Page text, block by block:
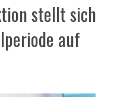
stellt sich
auf